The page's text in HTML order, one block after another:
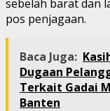
sebelah barat dan
pos penjagaan.
Baca Juga:
Dugaan
Terkait Gadai
Banten